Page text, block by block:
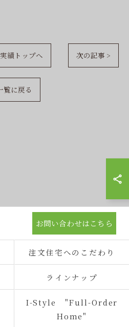
績トップへ 次の記事 >
覧に戻る
お問い合わせはこちら
注文住宅へのこだわり
ラインナップ
I-Style "Full-Order
Home"